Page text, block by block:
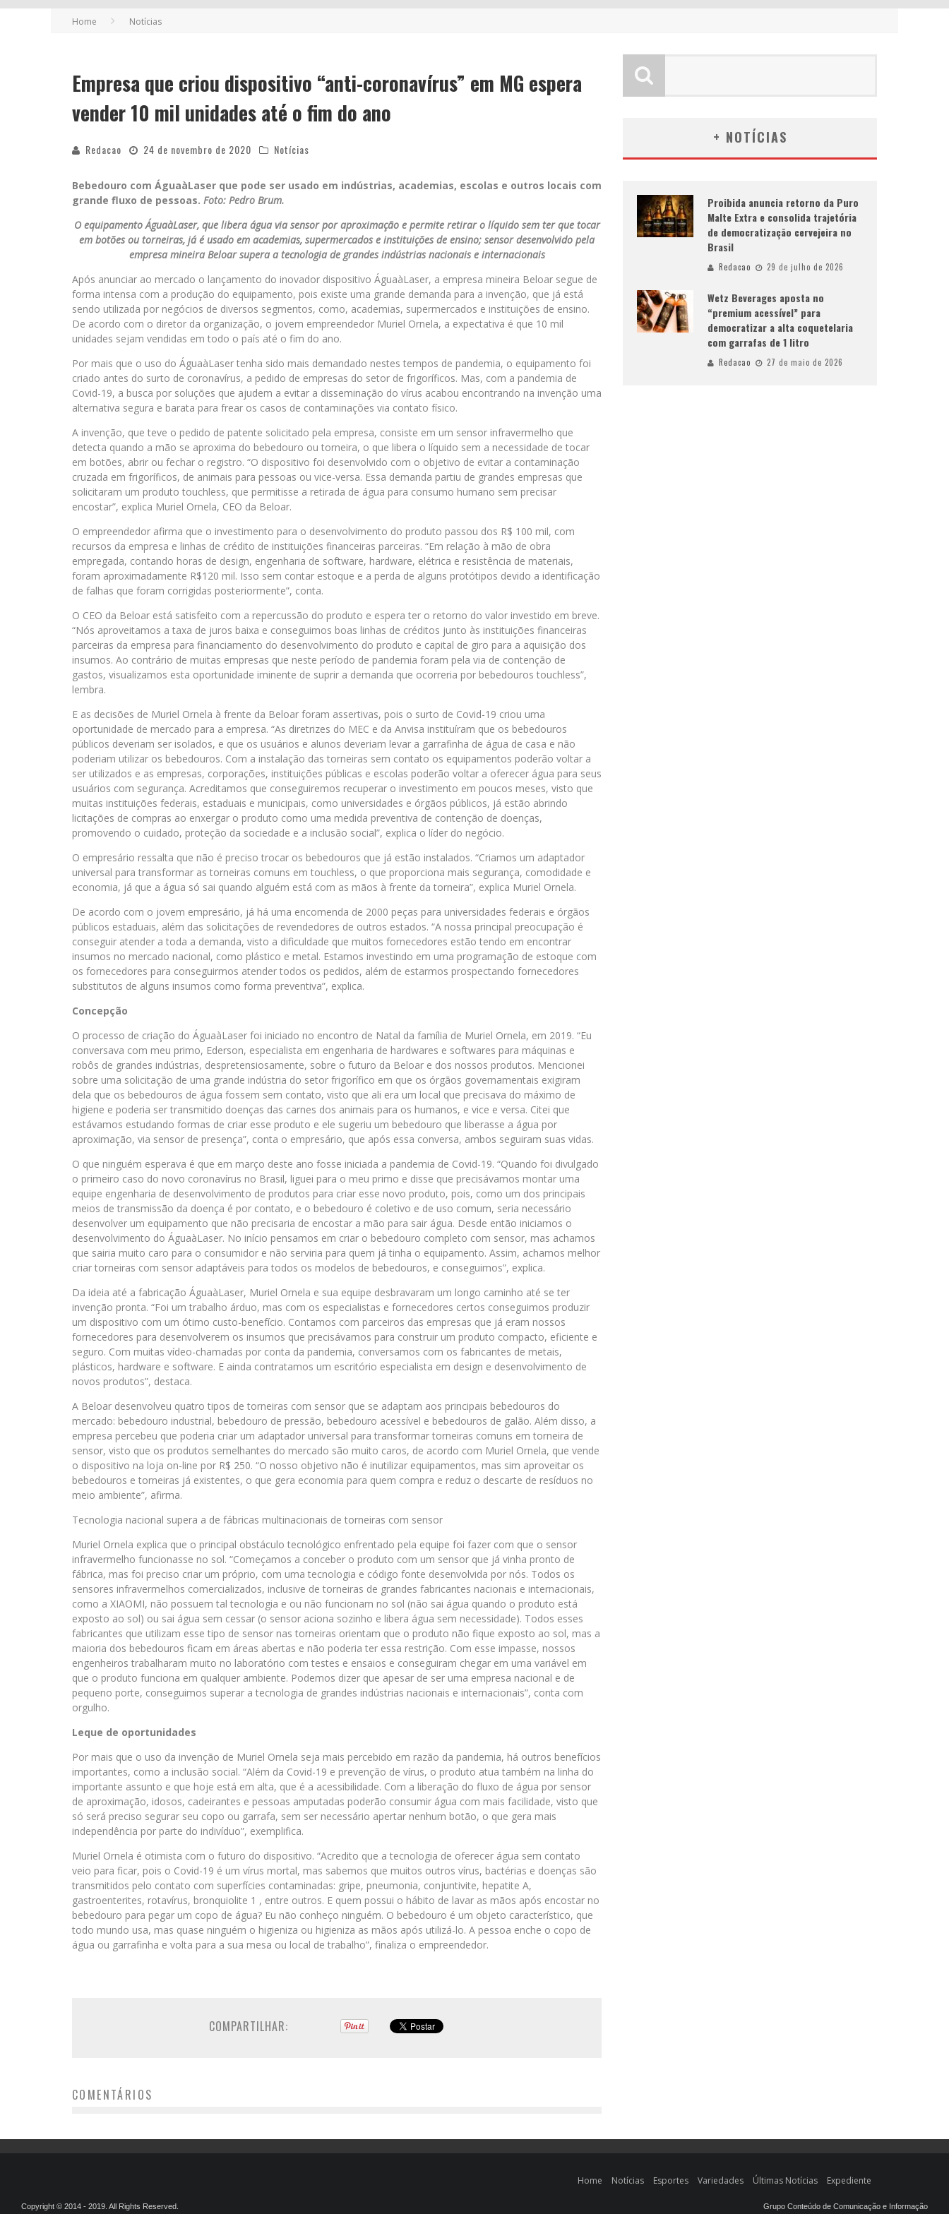
P
ROIBIDA ANUNCIA RETORNO DA PURO MALTE EXTRA E CONSOLIDA TRAJETÓRIA DE DEMOCRATIZAÇÃO CERVEJEIRA NO BRASIL
Home Notícias
Empresa que criou dispositivo “anti-coronavírus” em MG espera
vender 10 mil unidades até o fim do ano
Redacao 24 de novembro de 2020 Notícias
Bebedouro com ÁguaàLaser que pode ser usado em indústrias, academias, escolas e outros locais com
grande fluxo de pessoas. Foto: Pedro Brum.
O equipamento ÁguaàLaser, que libera água via sensor por aproximação e permite retirar o líquido sem ter que tocar
em botões ou torneiras, já é usado em academias, supermercados e instituições de ensino; sensor desenvolvido pela
empresa mineira Beloar supera a tecnologia de grandes indústrias nacionais e internacionais
Após anunciar ao mercado o lançamento do inovador dispositivo ÁguaàLaser, a empresa mineira Beloar segue de
forma intensa com a produção do equipamento, pois existe uma grande demanda para a invenção, que já está
sendo utilizada por negócios de diversos segmentos, como, academias, supermercados e instituições de ensino.
De acordo com o diretor da organização, o jovem empreendedor Muriel Ornela, a expectativa é que 10 mil
unidades sejam vendidas em todo o país até o fim do ano.
Por mais que o uso do ÁguaàLaser tenha sido mais demandado nestes tempos de pandemia, o equipamento foi
criado antes do surto de coronavírus, a pedido de empresas do setor de frigoríficos. Mas, com a pandemia de
Covid-19, a busca por soluções que ajudem a evitar a disseminação do vírus acabou encontrando na invenção uma
alternativa segura e barata para frear os casos de contaminações via contato físico.
A invenção, que teve o pedido de patente solicitado pela empresa, consiste em um sensor infravermelho que
detecta quando a mão se aproxima do bebedouro ou torneira, o que libera o líquido sem a necessidade de tocar
em botões, abrir ou fechar o registro. “O dispositivo foi desenvolvido com o objetivo de evitar a contaminação
cruzada em frigoríficos, de animais para pessoas ou vice-versa. Essa demanda partiu de grandes empresas que
solicitaram um produto touchless, que permitisse a retirada de água para consumo humano sem precisar
encostar”, explica Muriel Ornela, CEO da Beloar.
O empreendedor afirma que o investimento para o desenvolvimento do produto passou dos R$ 100 mil, com
recursos da empresa e linhas de crédito de instituições financeiras parceiras. “Em relação à mão de obra
empregada, contando horas de design, engenharia de software, hardware, elétrica e resistência de materiais,
foram aproximadamente R$120 mil. Isso sem contar estoque e a perda de alguns protótipos devido a identificação
de falhas que foram corrigidas posteriormente”, conta.
O CEO da Beloar está satisfeito com a repercussão do produto e espera ter o retorno do valor investido em breve.
“Nós aproveitamos a taxa de juros baixa e conseguimos boas linhas de créditos junto às instituições financeiras
parceiras da empresa para financiamento do desenvolvimento do produto e capital de giro para a aquisição dos
insumos. Ao contrário de muitas empresas que neste período de pandemia foram pela via de contenção de
gastos, visualizamos esta oportunidade iminente de suprir a demanda que ocorreria por bebedouros touchless”,
lembra.
E as decisões de Muriel Ornela à frente da Beloar foram assertivas, pois o surto de Covid-19 criou uma
oportunidade de mercado para a empresa. “As diretrizes do MEC e da Anvisa instituíram que os bebedouros
públicos deveriam ser isolados, e que os usuários e alunos deveriam levar a garrafinha de água de casa e não
poderiam utilizar os bebedouros. Com a instalação das torneiras sem contato os equipamentos poderão voltar a
ser utilizados e as empresas, corporações, instituições públicas e escolas poderão voltar a oferecer água para seus
usuários com segurança. Acreditamos que conseguiremos recuperar o investimento em poucos meses, visto que
muitas instituições federais, estaduais e municipais, como universidades e órgãos públicos, já estão abrindo
licitações de compras ao enxergar o produto como uma medida preventiva de contenção de doenças,
promovendo o cuidado, proteção da sociedade e a inclusão social”, explica o líder do negócio.
O empresário ressalta que não é preciso trocar os bebedouros que já estão instalados. “Criamos um adaptador
universal para transformar as torneiras comuns em touchless, o que proporciona mais segurança, comodidade e
economia, já que a água só sai quando alguém está com as mãos à frente da torneira”, explica Muriel Ornela.
De acordo com o jovem empresário, já há uma encomenda de 2000 peças para universidades federais e órgãos
públicos estaduais, além das solicitações de revendedores de outros estados. “A nossa principal preocupação é
conseguir atender a toda a demanda, visto a dificuldade que muitos fornecedores estão tendo em encontrar
insumos no mercado nacional, como plástico e metal. Estamos investindo em uma programação de estoque com
os fornecedores para conseguirmos atender todos os pedidos, além de estarmos prospectando fornecedores
substitutos de alguns insumos como forma preventiva”, explica.
Concepção
O processo de criação do ÁguaàLaser foi iniciado no encontro de Natal da família de Muriel Ornela, em 2019. “Eu
conversava com meu primo, Ederson, especialista em engenharia de hardwares e softwares para máquinas e
robôs de grandes indústrias, despretensiosamente, sobre o futuro da Beloar e dos nossos produtos. Mencionei
sobre uma solicitação de uma grande indústria do setor frigorífico em que os órgãos governamentais exigiram
dela que os bebedouros de água fossem sem contato, visto que ali era um local que precisava do máximo de
higiene e poderia ser transmitido doenças das carnes dos animais para os humanos, e vice e versa. Citei que
estávamos estudando formas de criar esse produto e ele sugeriu um bebedouro que liberasse a água por
aproximação, via sensor de presença”, conta o empresário, que após essa conversa, ambos seguiram suas vidas.
O que ninguém esperava é que em março deste ano fosse iniciada a pandemia de Covid-19. “Quando foi divulgado
o primeiro caso do novo coronavírus no Brasil, liguei para o meu primo e disse que precisávamos montar uma
equipe engenharia de desenvolvimento de produtos para criar esse novo produto, pois, como um dos principais
meios de transmissão da doença é por contato, e o bebedouro é coletivo e de uso comum, seria necessário
desenvolver um equipamento que não precisaria de encostar a mão para sair água. Desde então iniciamos o
desenvolvimento do ÁguaàLaser. No início pensamos em criar o bebedouro completo com sensor, mas achamos
que sairia muito caro para o consumidor e não serviria para quem já tinha o equipamento. Assim, achamos melhor
criar torneiras com sensor adaptáveis para todos os modelos de bebedouros, e conseguimos”, explica.
Da ideia até a fabricação ÁguaàLaser, Muriel Ornela e sua equipe desbravaram um longo caminho até se ter
invenção pronta. “Foi um trabalho árduo, mas com os especialistas e fornecedores certos conseguimos produzir
um dispositivo com um ótimo custo-benefício. Contamos com parceiros das empresas que já eram nossos
fornecedores para desenvolverem os insumos que precisávamos para construir um produto compacto, eficiente e
seguro. Com muitas vídeo-chamadas por conta da pandemia, conversamos com os fabricantes de metais,
plásticos, hardware e software. E ainda contratamos um escritório especialista em design e desenvolvimento de
novos produtos”, destaca.
A Beloar desenvolveu quatro tipos de torneiras com sensor que se adaptam aos principais bebedouros do
mercado: bebedouro industrial, bebedouro de pressão, bebedouro acessível e bebedouros de galão. Além disso, a
empresa percebeu que poderia criar um adaptador universal para transformar torneiras comuns em torneira de
sensor, visto que os produtos semelhantes do mercado são muito caros, de acordo com Muriel Ornela, que vende
o dispositivo na loja on-line por R$ 250. “O nosso objetivo não é inutilizar equipamentos, mas sim aproveitar os
bebedouros e torneiras já existentes, o que gera economia para quem compra e reduz o descarte de resíduos no
meio ambiente”, afirma.
Tecnologia nacional supera a de fábricas multinacionais de torneiras com sensor
Muriel Ornela explica que o principal obstáculo tecnológico enfrentado pela equipe foi fazer com que o sensor
infravermelho funcionasse no sol. “Começamos a conceber o produto com um sensor que já vinha pronto de
fábrica, mas foi preciso criar um próprio, com uma tecnologia e código fonte desenvolvida por nós. Todos os
sensores infravermelhos comercializados, inclusive de torneiras de grandes fabricantes nacionais e internacionais,
como a XIAOMI, não possuem tal tecnologia e ou não funcionam no sol (não sai água quando o produto está
exposto ao sol) ou sai água sem cessar (o sensor aciona sozinho e libera água sem necessidade). Todos esses
fabricantes que utilizam esse tipo de sensor nas torneiras orientam que o produto não fique exposto ao sol, mas a
maioria dos bebedouros ficam em áreas abertas e não poderia ter essa restrição. Com esse impasse, nossos
engenheiros trabalharam muito no laboratório com testes e ensaios e conseguiram chegar em uma variável em
que o produto funciona em qualquer ambiente. Podemos dizer que apesar de ser uma empresa nacional e de
pequeno porte, conseguimos superar a tecnologia de grandes indústrias nacionais e internacionais”, conta com
orgulho.
Leque de oportunidades
Por mais que o uso da invenção de Muriel Ornela seja mais percebido em razão da pandemia, há outros benefícios
importantes, como a inclusão social. “Além da Covid-19 e prevenção de vírus, o produto atua também na linha do
importante assunto e que hoje está em alta, que é a acessibilidade. Com a liberação do fluxo de água por sensor
de aproximação, idosos, cadeirantes e pessoas amputadas poderão consumir água com mais facilidade, visto que
só será preciso segurar seu copo ou garrafa, sem ser necessário apertar nenhum botão, o que gera mais
independência por parte do indivíduo”, exemplifica.
Muriel Ornela é otimista com o futuro do dispositivo. “Acredito que a tecnologia de oferecer água sem contato
veio para ficar, pois o Covid-19 é um vírus mortal, mas sabemos que muitos outros vírus, bactérias e doenças são
transmitidos pelo contato com superfícies contaminadas: gripe, pneumonia, conjuntivite, hepatite A,
gastroenterites, rotavírus, bronquiolite 1 , entre outros. E quem possui o hábito de lavar as mãos após encostar no
bebedouro para pegar um copo de água? Eu não conheço ninguém. O bebedouro é um objeto característico, que
todo mundo usa, mas quase ninguém o higieniza ou higieniza as mãos após utilizá-lo. A pessoa enche o copo de
água ou garrafinha e volta para a sua mesa ou local de trabalho”, finaliza o empreendedor.
COMPARTILHAR:
COMENTÁRIOS
+ NOTÍCIAS
Proibida anuncia retorno da Puro
Malte Extra e consolida trajetória
de democratização cervejeira no
Brasil
Redacao 29 de julho de 2026
Wetz Beverages aposta no
“premium acessível” para
democratizar a alta coquetelaria
com garrafas de 1 litro
Redacao 27 de maio de 2026
Home Notícias Esportes Variedades Últimas Notícias Expediente
Copyright © 2014 - 2019. All Rights Reserved. Grupo Conteúdo de Comunicação e Informação